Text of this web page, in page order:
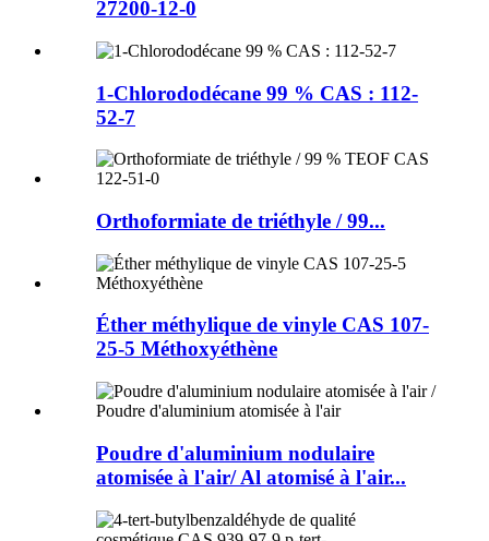
27200-12-0
1-Chlorododécane 99 % CAS : 112-
52-7
Orthoformiate de triéthyle / 99...
Éther méthylique de vinyle CAS 107-
25-5 Méthoxyéthène
Poudre d'aluminium nodulaire
atomisée à l'air/ Al atomisé à l'air...